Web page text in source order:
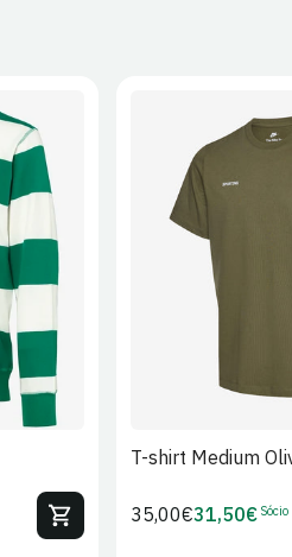
ser devolvidos.
2XL
T-shirt Medium
Preço
35,00€Preço
31,50€ Sócio